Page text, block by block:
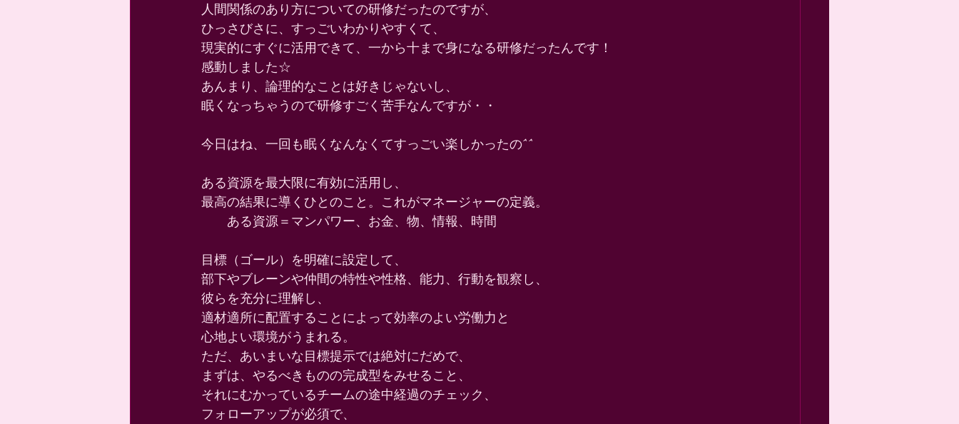
人間関係のあり方についての研修だったのですが、
ひっさびさに、すっごいわかりやすくて、
現実的にすぐに活用できて、一から十まで身になる研修だったんです！
感動しました☆
あんまり、論理的なことは好きじゃないし、
眠くなっちゃうので研修すごく苦手なんですが・・
今日はね、一回も眠くなんなくてすっごい楽しかったの^^
ある資源を最大限に有効に活用し、
最高の結果に導くひとのこと。これがマネージャーの定義。
ある資源＝マンパワー、お金、物、情報、時間
目標（ゴール）を明確に設定して、
部下やブレーンや仲間の特性や性格、能力、行動を観察し、
彼らを充分に理解し、
適材適所に配置することによって効率のよい労働力と
心地よい環境がうまれる。
ただ、あいまいな目標提示では絶対にだめで、
まずは、やるべきものの完成型をみせること、
それにむかっているチームの途中経過のチェック、
フォローアップが必須で、